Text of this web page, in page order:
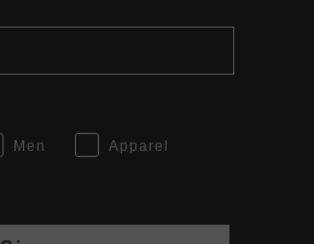
Men
Apparel